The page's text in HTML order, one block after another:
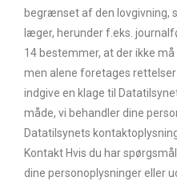
begrænset af den lovgivning,
læger, herunder f.eks.
14 bestemmer, at der ikke
men alene foretages
indgive en klage til
måde, vi behandler dine
Datatilsynets
Kontakt Hvis du har
dine personoplysninger eller